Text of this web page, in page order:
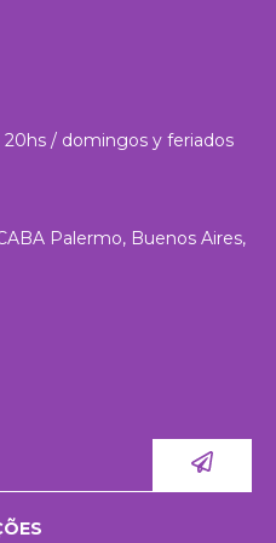
20hs / domingos y feriados
Palermo, Buenos Aires,